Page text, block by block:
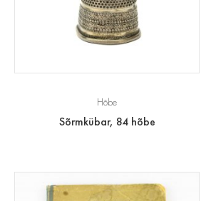
Hõbe
Sõrmkübar, 84 hõbe